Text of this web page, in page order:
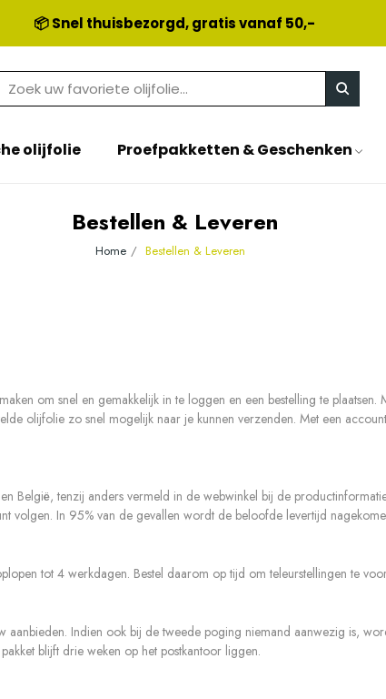
📦 Snel thuisbezorgd, gratis vanaf 50,-
olijfolie Proefpakketten & Geschenken
Bestellen & Leveren
Home Bestellen & Leveren
om snel en gemakkelijk in te loggen en een bestelling te
olijfolie zo snel mogelijk naar je kunnen verzenden. Met een
België, tenzij anders vermeld in de webwinkel bij de
volgen. In 95% van de gevallen wordt de beloofde levertijd
tot 4 werkdagen. Bestel daarom op tijd om teleurstellingen te
aanbieden. Indien ook bij de tweede poging niemand aanwezig is,
blijft drie weken op het postkantoor liggen.